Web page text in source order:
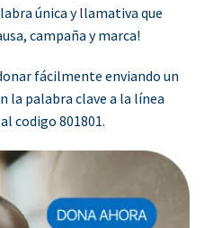
única y llamativa que
campaña y marca!
fácilmente enviando un
la palabra clave a la línea
codigo 801801.